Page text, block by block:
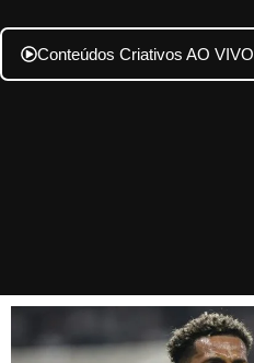
Conteúdos Criativos AO VIVO